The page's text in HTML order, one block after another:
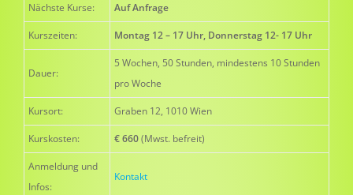
Nächste Kurse: Auf Anfrage
Kurszeiten: Montag 12 – 17 Uhr, Donnerstag 12- 17 Uhr
Dauer:
5 Wochen, 50 Stunden, mindestens 10 Stunden
pro Woche
Kursort: Graben 12, 1010 Wien
Kurskosten: € 660(Mwst. befreit)
Anmeldung und
Infos:
Kontakt